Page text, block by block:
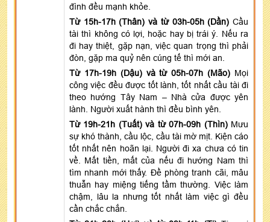
đình đều mạnh khỏe.
Từ 15h-17h (Thân) và từ 03h-05h (Dần) Cầu
tài thì không có lợi, hoặc hay bị trái ý. Nếu ra
đi hay thiệt, gặp nạn, việc quan trọng thì phải
đòn, gặp ma quỷ nên cúng tế thì mới an.
Từ 17h-19h (Dậu) và từ 05h-07h (Mão) Mọi
công việc đều được tốt lành, tốt nhất cầu tài đi
theo hướng Tây Nam – Nhà cửa được yên
lành. Người xuất hành thì đều bình yên.
Từ 19h-21h (Tuất) và từ 07h-09h (Thìn) Mưu
sự khó thành, cầu lộc, cầu tài mờ mịt. Kiện cáo
tốt nhất nên hoãn lại. Người đi xa chưa có tin
về. Mất tiền, mất của nếu đi hướng Nam thì
tìm nhanh mới thấy. Đề phòng tranh cãi, mâu
thuẫn hay miệng tiếng tầm thường. Việc làm
chậm, lâu la nhưng tốt nhất làm việc gì đều
cần chắc chắn.